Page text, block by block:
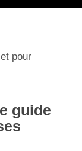
pour
guide